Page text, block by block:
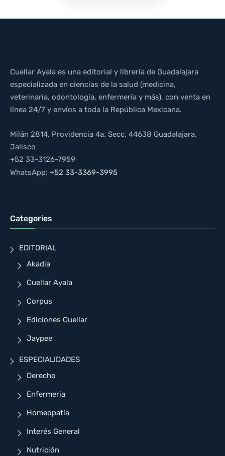
Cuellar Ayala es una editorial y librería de Guadalajara
especializada en ciencias de la salud (medicina,
veterinaria, odontología, enfermería y más), con venta en
línea 24/7 y envíos a toda la República Mexicana.
Milán 2814, Providencia 4a. Secc, 44638 Guadalajara,
Jalisco
+52 33-3126-7959
WhatsApp: +52 33-3369-3995
Categories
EDITORIAL
Akadia
Cuellar Ayala
Corpus
Ediciones Cuellar
Jaypee
ESPECIALIDADES
Derecho
Enfermeria
Homeopatía
Interés General
Nutrición